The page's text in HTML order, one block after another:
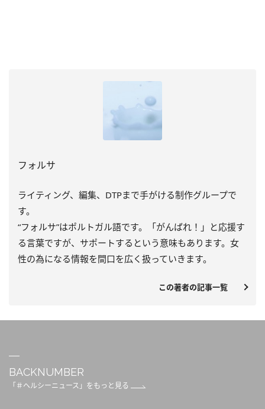
フォルサ
ライティング、編集、DTPまで手がける制作グループで
す。
“フォルサ”はポルトガル語です。「がんばれ！」と応援す
る言葉ですが、サポートするという意味もあります。女
性の為になる情報を間口を広く扱っていきます。
この著者の記事一覧
BACKNUMBER
「＃ヘルシーニュース」をもっと見る